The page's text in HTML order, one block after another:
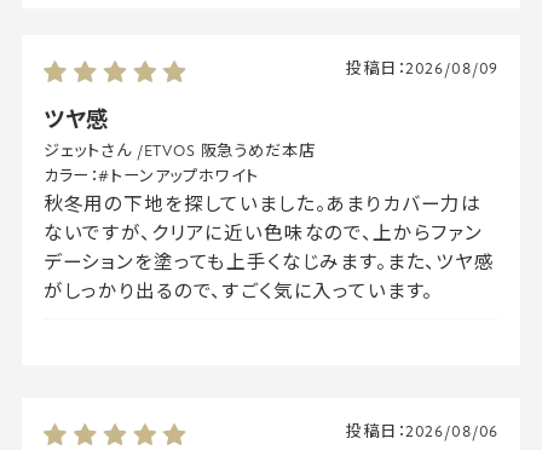
ツヤ感
投稿日：2026/08/09
ジェットさん /ETVOS 阪急うめだ本店
カラー：#トーンアップホワイト
秋冬用の下地を探していました。あまりカバー力は
ないですが、クリアに近い色味なので、上からファン
デーションを塗っても上手くなじみます。また、ツヤ感
がしっかり出るので、すごく気に入っています。
投稿日：2026/08/06